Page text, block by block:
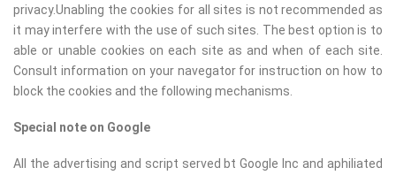
privacy.Unabling the cookies for all sites is not recommended as
it may interfere with the use of such sites. The best option is to
able or unable cookies on each site as and when of each site.
Consult information on your navegator for instruction on how to
block the cookies and the following mechanisms.
Special note on Google
All the advertising and script served bt Google Inc and aphiliated